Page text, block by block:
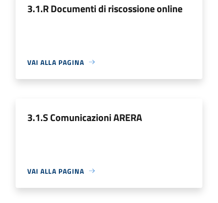
3.1.R Documenti di riscossione online
VAI ALLA PAGINA
3.1.S Comunicazioni ARERA
VAI ALLA PAGINA